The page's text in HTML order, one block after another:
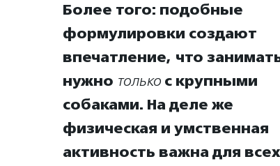
Более того: подобные
формулировки создают
впечатление, что
нужно только с крупными
собаками. На деле же
физическая и умственная
активность важна для всех